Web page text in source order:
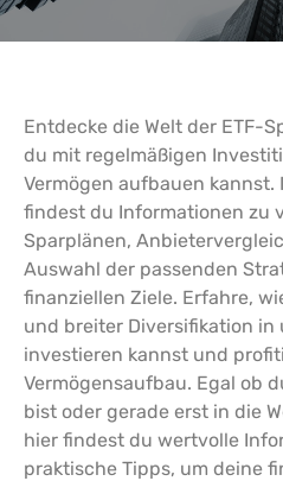
Entdecke die Welt der ETF-
du mit regelmäßigen
Vermögen aufbauen kannst.
findest du Informationen zu
Sparplänen,
Auswahl der passenden
finanziellen Ziele. Erfahre,
und breiter Diversifikation
investieren kannst und
Vermögensaufbau. Egal ob
bist oder gerade erst in die
hier findest du wertvolle
praktische Tipps, um deine